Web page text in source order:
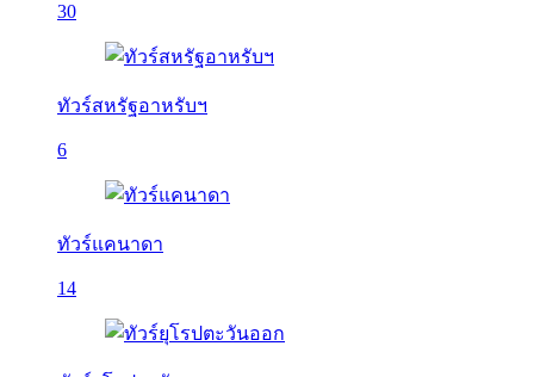
30
ทัวร์สหรัฐอาหรับฯ
6
ทัวร์แคนาดา
14